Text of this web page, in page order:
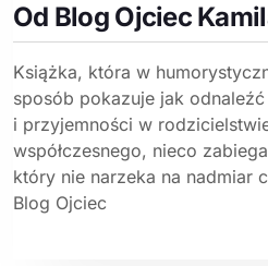
Od Blog Ojciec
Książka, która w
sposób pokazuje jak
i przyjemności w
współczesnego, nieco
który nie narzeka na nadmiar
Blog Ojciec